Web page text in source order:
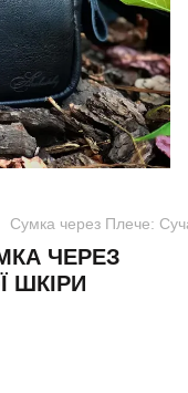
Сумка через Плече:
ЧЕРЕЗ
ШКІРИ